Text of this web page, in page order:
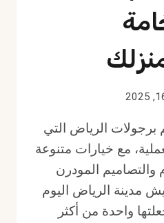
الرياض التي
مع خيارات متنوعة
المودرن
مدينة الرياض اليوم
واحدة من أكثر